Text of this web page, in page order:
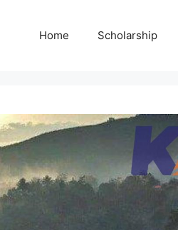
Home Scholarship